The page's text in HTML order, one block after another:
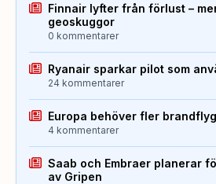
Finnair lyfter från förlust –
geoskuggor
0 kommentarer
Ryanair sparkar pilot som
24 kommentarer
Europa behöver fler brandflyg
4 kommentarer
Saab och Embraer planerar
av Gripen